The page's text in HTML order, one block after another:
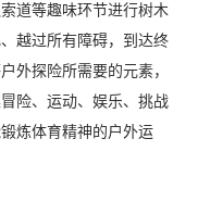
道等趣味环节进行树木
越过所有障碍，到达终
外探险所需要的元素，
险、运动、娱乐、挑战
炼体育精神的户外运